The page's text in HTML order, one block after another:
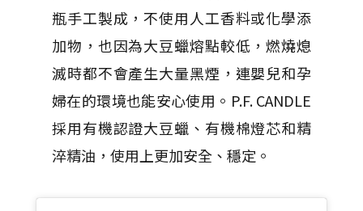
瓶手工製成，不使用人工香料或化學添
加物，也因為大豆蠟熔點較低，燃燒熄
滅時都不會產生大量黑煙，連嬰兒和孕
婦在的環境也能安心使用。P.F. CANDLE
採用有機認證大豆蠟、有機棉燈芯和精
淬精油，使用上更加安全、穩定。